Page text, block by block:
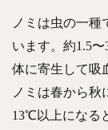
ノミは虫の一種
います。約1.5
体に寄生して吸
ノミは春から秋
13℃以上になる